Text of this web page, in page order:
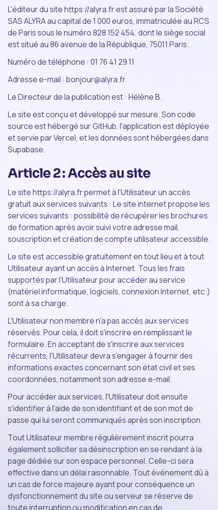
L'éditeur du site https://alyra.fr est assuré par la Société
SAS ALYRA au capital de 1 000 euros, immatriculée au RCS
de Paris sous le numéro 828 152 454, dont le siège social
est situé au 86 avenue de la République, 75011 Paris.
Numéro de téléphone : 01 76 41 29 11
Adresse e-mail : bonjour@alyra.fr
Le Directeur de la publication est : Hélène B.
Le site est conçu et développé sur mesure. Son code
source est hébergé sur GitHub, l'application est déployée
et servie par Vercel, et les données sont hébergées dans
Supabase.
Article 2 : Accès au site
Le site https://alyra.fr permet à l'Utilisateur un accès
gratuit aux services suivants : Le site internet propose les
services suivants : possibilité de récupérer les brochures
de formation après avoir suivi votre adresse mail,
souscription et création de compte utilisateur accessible.
Le site est accessible gratuitement en tout lieu et à tout
Utilisateur ayant un accès à Internet. Tous les frais
supportés par l'Utilisateur pour accéder au service
(matériel informatique, logiciels, connexion Internet, etc.)
sont à sa charge.
L'Utilisateur non membre n'a pas accès aux services
réservés. Pour cela, il doit s'inscrire en remplissant le
formulaire. En acceptant de s'inscrire aux services
récurrents, l'Utilisateur devra s'engager à fournir des
informations exactes concernant son état civil et ses
coordonnées, notamment son adresse e-mail.
Pour accéder aux services, l'Utilisateur doit ensuite
s'identifier à l'aide de son identifiant et de son mot de
passe qui lui seront communiqués après son inscription.
Tout Utilisateur membre régulièrement inscrit pourra
également solliciter sa désinscription en se rendant à la
page dédiée sur son espace personnel. Celle-ci sera
effective dans un délai raisonnable. Tout événement dû à
un cas de force majeure ayant pour conséquence un
dysfonctionnement du site ou serveur se réserve de
toute interruption ou modification en cas de